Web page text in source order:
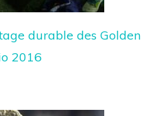
durable des Golden
2016